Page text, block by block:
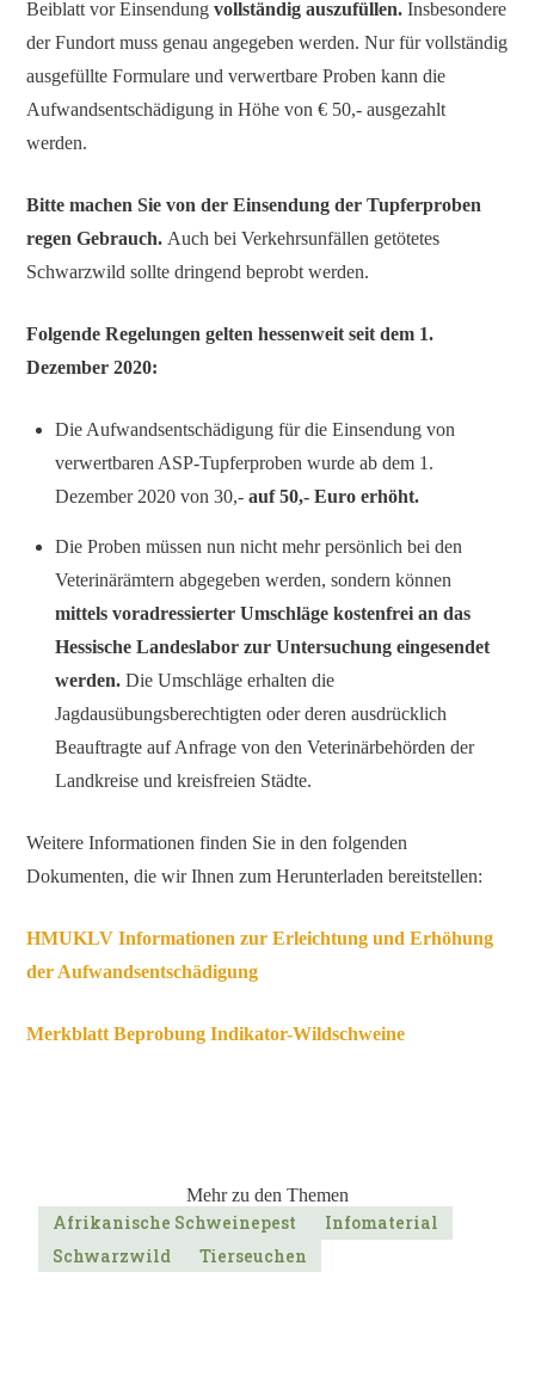
Beiblatt vor Einsendungvollständig auszufüllen.Insbesondere
der Fundort muss genau angegeben werden. Nur für vollständig
ausgefüllte Formulare und verwertbare Proben kann die
Aufwandsentschädigung in Höhe von € 50,- ausgezahlt
werden.
Bitte machen Sie von der Einsendung der Tupferproben
regen Gebrauch. Auch bei Verkehrsunfällen getötetes
Schwarzwild sollte dringend beprobt werden.
Folgende Regelungen gelten hessenweit seit dem 1.
Dezember 2020:
Die Aufwandsentschädigung für die Einsendung von
verwertbaren ASP-Tupferproben wurde ab dem 1.
Dezember 2020 von 30,-auf 50,- Euro erhöht.
Die Proben müssen nun nicht mehr persönlich bei den
Veterinärämtern abgegeben werden, sondern können
mittels voradressierter Umschläge kostenfrei an das
Hessische Landeslabor zur Untersuchung eingesendet
werden. Die Umschläge erhalten die
Jagdausübungsberechtigten oder deren ausdrücklich
Beauftragte auf Anfrage von den Veterinärbehörden der
Landkreise und kreisfreien Städte.
Weitere Informationen finden Sie in den folgenden
Dokumenten, die wir Ihnen zum Herunterladen bereitstellen:
HMUKLV Informationen zur Erleichtung und Erhöhung
der Aufwandsentschädigung
Merkblatt Beprobung Indikator-Wildschweine
Mehr zu den Themen
Afrikanische Schweinepest
Infomaterial
Schwarzwild
Tierseuchen